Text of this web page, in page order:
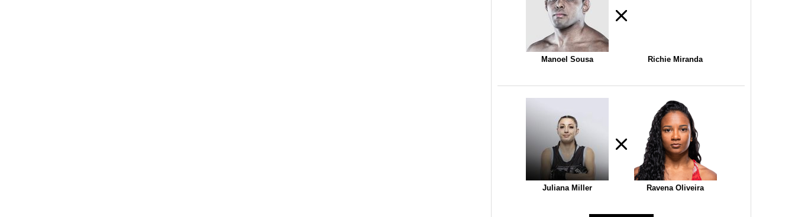
Manoel Sousa Richie Miranda
Juliana Miller Ravena Oliveira